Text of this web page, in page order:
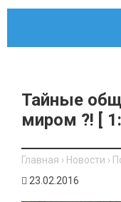
Тайные
миром ?! [
Главная › Новости ›
23.02.2016